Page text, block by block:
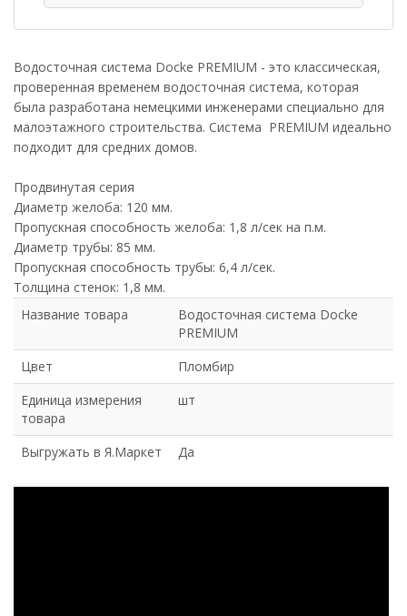
Водосточная система Docke PREMIUM - это классическая,
проверенная временем водосточная система, которая
была разработана немецкими инженерами специально для
малоэтажного строительства. Система PREMIUM идеально
подходит для средних домов.
Продвинутая серия
Диаметр желоба: 120 мм.
Пропускная способность желоба: 1,8 л/сек на п.м.
Диаметр трубы: 85 мм.
Пропускная способность трубы: 6,4 л/сек.
Толщина стенок: 1,8 мм.
Название товара
Водосточная система Docke
PREMIUM
Цвет
Пломбир
Единица измерения
товара
шт
Выгружать в Я.Маркет Да